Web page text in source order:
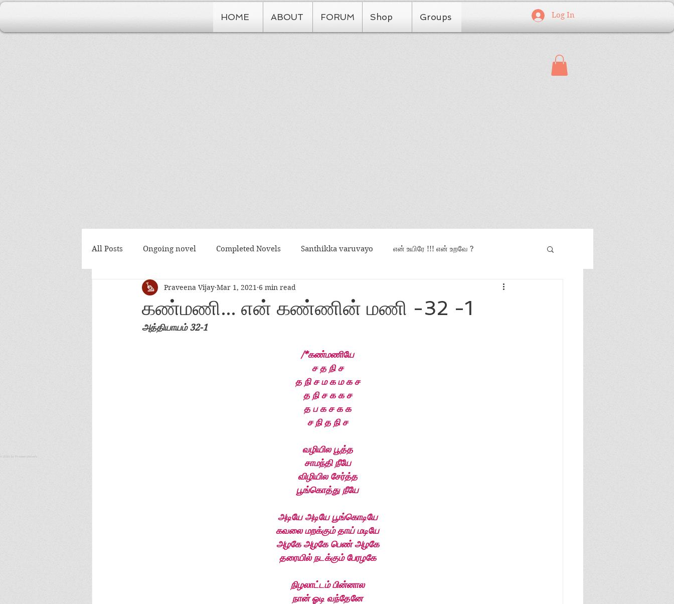
HOME ABOUT FORUM Shop Groups Log In
All Posts Ongoing novel Completed Novels Santhikka varuvayo என் உயிரே !!! என் உறவே ?
அன்பே நீ இன்றி கண்மணி... என் கண்ணின் மணி
கண்மணி... என் கண்ணின் மணி -32 -1
Praveena Vijay Mar 1, 2021 6 min read
அத்தியாயம் 32-1
/*கண்மணியே
ச த நி ச
த நி ச ம க ம க ச
த நி ச க க ச
த ப க ச க க
ச நி த நி ச
வழியில பூத்த
சாமந்தி நீயே
விழியில சேர்த்த
பூங்கொத்து நீயே
அடியே அடியே பூங்கொடியே
கவலை மறக்கும் தாய் மடியே
அழகே அழகே பெண் அழகே
தரையில் நடக்கும் பேரழகே
நிழலாட்டம் பின்னால
நான் ஓடி வந்தேனே
© 2020 by PraveenaNovels